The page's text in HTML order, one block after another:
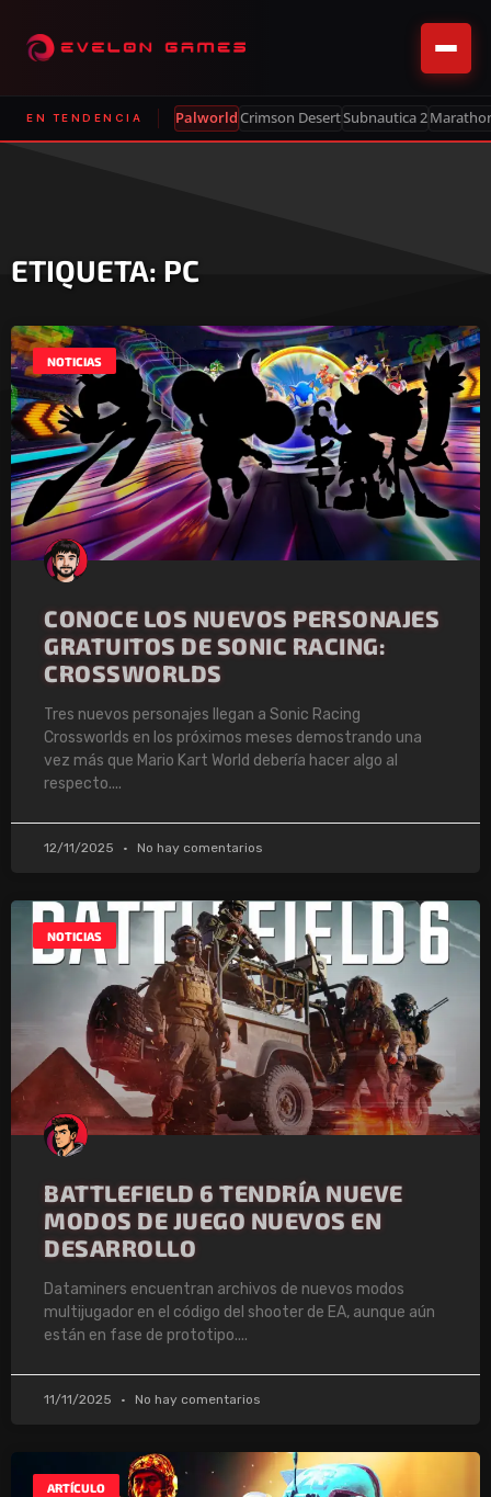
EN TENDENCIA PalworldCrimson DesertSubnautica 2
ETIQUETA: PC
NOTICIAS
CONOCE LOS NUEVOS PERSONAJES
GRATUITOS DE SONIC RACING:
CROSSWORLDS
Tres nuevos personajes llegan a Sonic Racing
Crossworlds en los próximos meses demostrando una
vez más que Mario Kart World debería hacer algo al
respecto.
12/11/2025 No hay comentarios
NOTICIAS
BATTLEFIELD 6 TENDRÍA NUEVE
MODOS DE JUEGO NUEVOS EN
DESARROLLO
Dataminers encuentran archivos de nuevos modos
multijugador en el código del shooter de EA, aunque aún
están en fase de prototipo.
11/11/2025 No hay comentarios
ARTÍCULO